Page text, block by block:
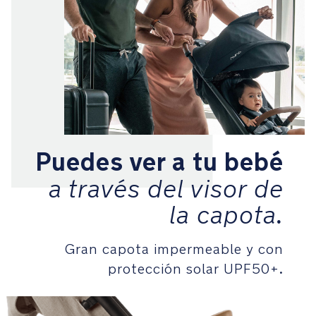
cuatro
ruedas
está
preparada
para
cualquier
Ruedas
delanteras
giratorias
con
giro
cómodamente
Puedes ver a tu bebé
a través del visor de
la capota.
Gran capota impermeable y con
protección solar UPF50+.